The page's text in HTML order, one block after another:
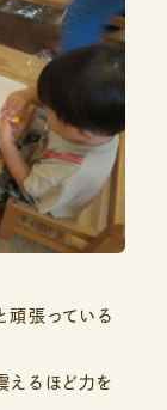
頑張っている
えるほど力を